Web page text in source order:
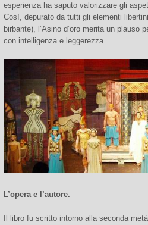
esperienza ha saputo valorizzare gli
Così, depurato da tutti gli elementi
birbante), l’Asino d’oro merita un plauso
con intelligenza e leggerezza.
L’opera e l’autore.
Il libro fu scritto intorno alla seconda